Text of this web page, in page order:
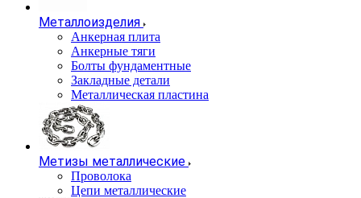
Металлоизделия
Анкерная плита
Анкерные тяги
Болты фундаментные
Закладные детали
Металлическая пластина
Метизы металлические
Проволока
Цепи металлические